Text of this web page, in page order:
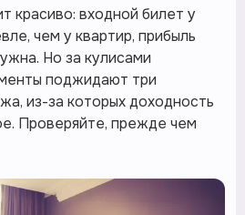
красиво: входной билет у
чем у квартир, прибыль
Но за кулисами
поджидают три
из-за которых доходность
Проверяйте, прежде чем